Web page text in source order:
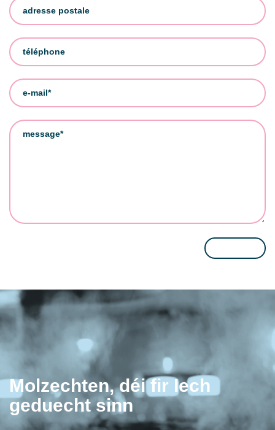
field
empty.
Molzechten, déi fir Iech
geduecht sinn